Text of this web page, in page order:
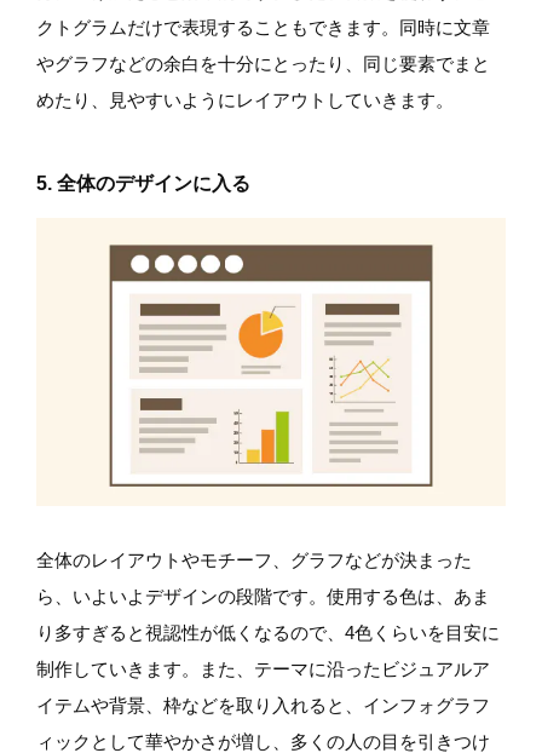
クトグラムだけで表現することもできます。同時に文章
やグラフなどの余白を十分にとったり、同じ要素でまと
めたり、見やすいようにレイアウトしていきます。
5. 全体のデザインに入る
全体のレイアウトやモチーフ、グラフなどが決まった
ら、いよいよデザインの段階です。使用する色は、あま
り多すぎると視認性が低くなるので、4色くらいを目安に
制作していきます。また、テーマに沿ったビジュアルア
イテムや背景、枠などを取り入れると、インフォグラフ
ィックとして華やかさが増し、多くの人の目を引きつけ